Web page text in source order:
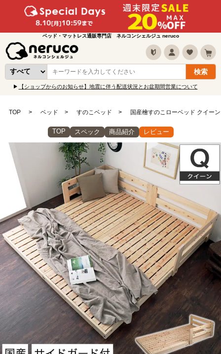
ベッド・マットレス通販専門店 ネルコンシェルジュ neruco
【ショップからのお知らせ】地震に伴う配送状況とお盆期間営業について
TOP ベッド すのこベッド 国産檜すのこローベッド クイー
TOP スペック 商品紹介 レビュー